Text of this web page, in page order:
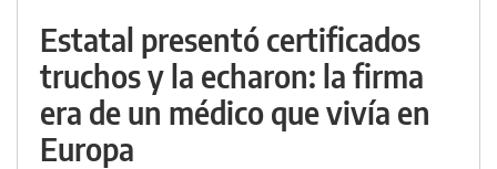
Estatal presentó certificados
truchos y la echaron: la firma
era de un médico que vivía en
Europa